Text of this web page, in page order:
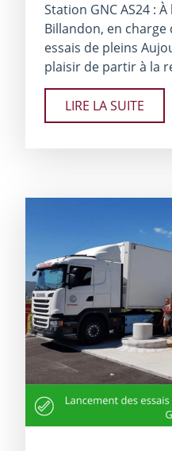
Station GNC AS24 :
Billandon, en
essais de pleins
plaisir de partir à la
LIRE LA SUITE